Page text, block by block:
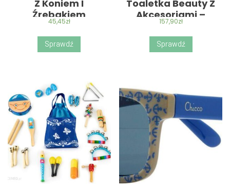
Z Koniem I
Źrebakiem
45,45zł
Sprawdź
Toaletka Beauty Z
Akcesoriami –
Zabawka
157,90zł
Sprawdź